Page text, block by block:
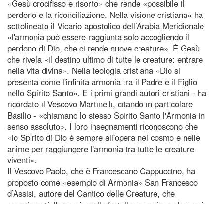
«Gesù crocifisso e risorto» che rende «possibile il
perdono e la riconciliazione. Nella visione cristiana» ha
sottolineato il Vicario apostolico dell’Arabia Meridionale
«l'armonia può essere raggiunta solo accogliendo il
perdono di Dio, che ci rende nuove creature». È Gesù
che rivela «il destino ultimo di tutte le creature: entrare
nella vita divina». Nella teologia cristiana «Dio si
presenta come l'infinita armonia tra il Padre e il Figlio
nello Spirito Santo». E i primi grandi autori cristiani - ha
ricordato il Vescovo Martinelli, citando in particolare
Basilio - «chiamano lo stesso Spirito Santo l'Armonia in
senso assoluto». I loro insegnamenti riconoscono che
«lo Spirito di Dio è sempre all'opera nel cosmo e nelle
anime per raggiungere l'armonia tra tutte le creature
viventi».
Il Vescovo Paolo, che è Francescano Cappuccino, ha
proposto come «esempio di Armonia» San Francesco
d’Assisi, autore del Cantico delle Creature, che